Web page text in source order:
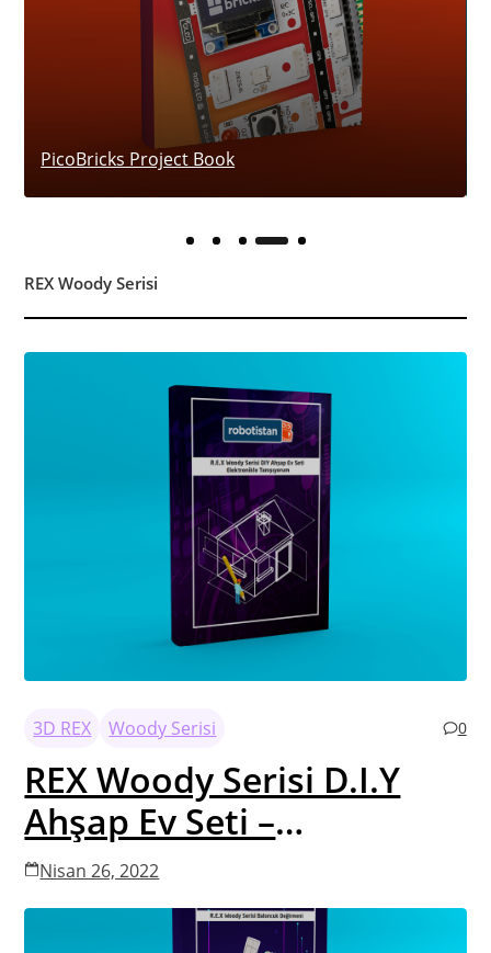
PicoBricks Project Book
REX Woody Serisi
3D REX Woody Serisi 0
REX Woody Serisi D.I.Y
Ahşap Ev Seti –
Elektronikle Tanışıyorum
Nisan 26, 2022